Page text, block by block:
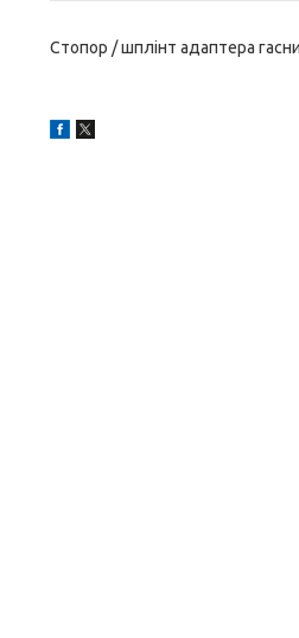
Стопор / шплінт адаптера